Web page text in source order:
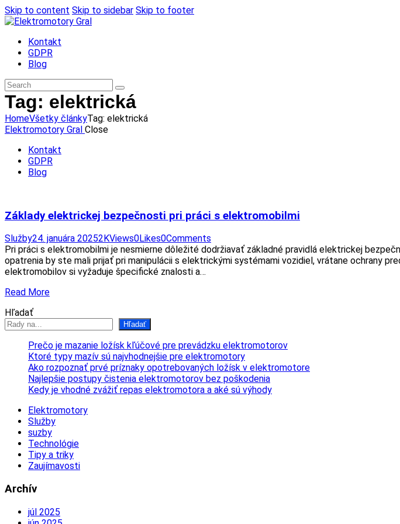
Skip to content Skip to sidebar Skip to footer
Kontakt
GDPR
Blog
Tag: elektrická
HomeVšetky článkyTag: elektrická
Elektromotory Gral Close
Kontakt
GDPR
Blog
Základy elektrickej bezpečnosti pri práci s elektromobilmi
Služby24. januára 20252KViews0Likes0Comments
Pri práci s elektromobilmi je nesmierne dôležité dodržiavať základné pravidlá elektrickej
opatrenia by ste mali prijať pri manipulácii s elektrickými systémami vozidiel, vrátane ochrany
elektromobilov si vyžaduje špecifické znalosti a…
Read More
Hľadať
Hľadať
Prečo je mazanie ložísk kľúčové pre prevádzku elektromotorov
Ktoré typy mazív sú najvhodnejšie pre elektromotory
Ako rozpoznať prvé príznaky opotrebovaných ložísk v elektromotore
Najlepšie postupy čistenia elektromotorov bez poškodenia
Kedy je vhodné zvážiť repas elektromotora a aké sú výhody
Elektromotory
Služby
suzby
Technológie
Tipy a triky
Zaujímavosti
Archív
júl 2025